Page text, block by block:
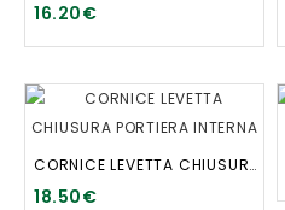
16.20€
CORNICE LEVETTA CHIUSURA PORTIERA INTERNA
18.50€